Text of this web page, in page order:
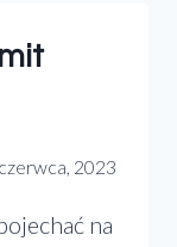
2023
na